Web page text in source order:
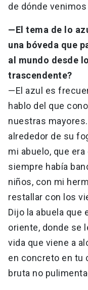
de dónde
—El tema de lo
una bóveda que
al mundo desde
trascendente?
—El azul es
hablo del que
nuestras
alrededor de su
mi abuelo, que
siempre había
niños, con mi
restallar con los
Dijo la abuela que
oriente, donde se
vida que viene a
en concreto en tu
bruta no